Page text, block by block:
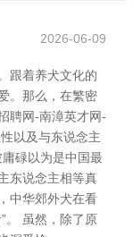
2026-06-09
跟着养犬文化的
。那么，在繁密
聘网-南漳英才网-
以及与东说念主
碌以为是中国最
东说念主相等真
中华郊外犬在看
。 虽然，除了原